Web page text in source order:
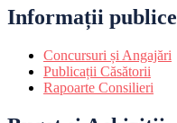
Informații publice
Concursuri și Angajări
Publicații Căsătorii
Rapoarte Consilieri